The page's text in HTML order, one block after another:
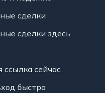
сделки
сделки здесь
ссылка сейчас
быстро